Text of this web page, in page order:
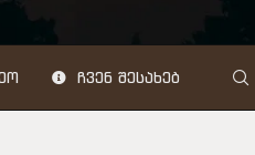
ᲩᲕᲔᲜ ᲨᲔᲡᲐᲮᲔᲑ